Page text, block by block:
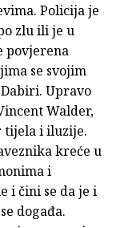
Policija je
zlu ili je u
povjerena
se svojim
Upravo
Walder,
tijela i iluzije.
kreće u
i
i čini se da je i
događa.